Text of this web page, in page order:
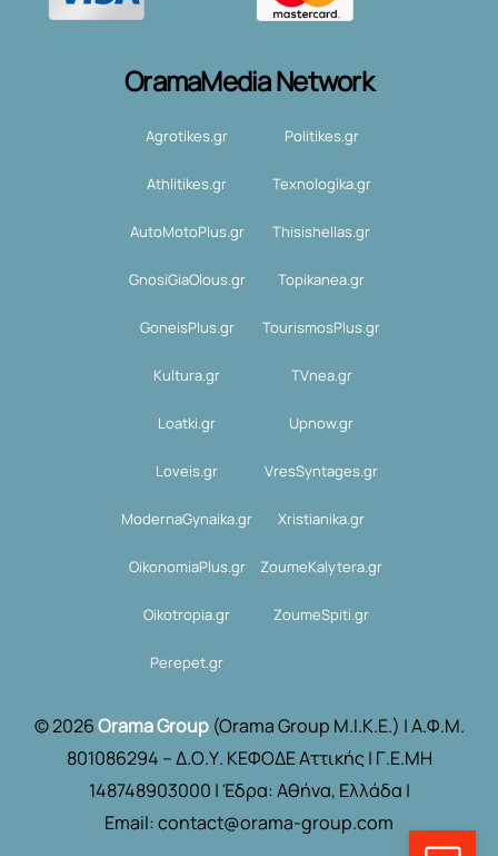
OramaMedia Network
Agrotikes.gr Politikes.gr
Athlitikes.gr Texnologika.gr
AutoMotoPlus.gr Thisishellas.gr
GnosiGiaOlous.gr Topikanea.gr
GoneisPlus.gr TourismosPlus.gr
Kultura.gr TVnea.gr
Loatki.gr Upnow.gr
Loveis.gr VresSyntages.gr
ModernaGynaika.gr Xristianika.gr
OikonomiaPlus.gr ZoumeKalytera.gr
Oikotropia.gr ZoumeSpiti.gr
Perepet.gr
© 2026Orama Group(Orama Group Μ.Ι.Κ.Ε.) | Α.Φ.Μ.
801086294 – Δ.Ο.Υ. ΚΕΦΟΔΕ Αττικής | Γ.Ε.ΜΗ
148748903000 | Έδρα: Αθήνα, Ελλάδα |
Email: contact@orama-group.com